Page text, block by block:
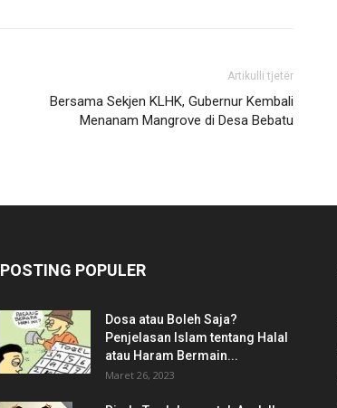
Artikulli tjetër
Bersama Sekjen KLHK, Gubernur Kembali
Menanam Mangrove di Desa Bebatu
POSTING POPULER
Dosa atau Boleh Saja?
Penjelasan Islam tentang Halal
atau Haram Bermain...
Maret 26, 2023